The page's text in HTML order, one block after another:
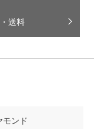
送料
モンド